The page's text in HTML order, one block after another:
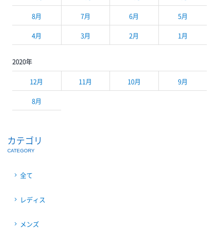
8月 7月 6月 5月
4月 3月 2月 1月
2020年
12月 11月 10月 9月
8月
カテゴリ
CATEGORY
全て
レディス
メンズ